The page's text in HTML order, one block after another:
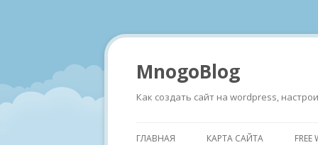
MnogoBlog
Как создать сайт на wordpress,
ГЛАВНАЯ КАРТА САЙТА